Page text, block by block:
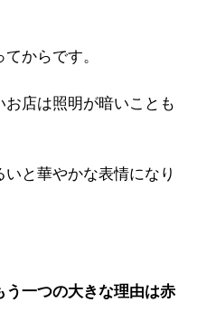
からです。
店は照明が暗いことも
と華やかな表情になり
一つの大きな理由は赤